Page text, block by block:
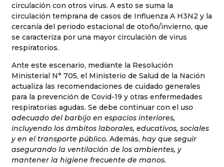
circulación con otros virus. A esto se suma la
circulación temprana de casos de Influenza A H3N2 y la
cercanía del periodo estacional de otoño/invierno, que
se caracteriza por una mayor circulación de virus
respiratorios.
Ante este escenario, mediante la Resolución
Ministerial N° 705, el Ministerio de Salud de la Nación
actualiza las recomendaciones de cuidado generales
para la prevención de Covid-19 y otras enfermedades
respiratorias agudas. Se debe continuar con el uso
adecuado del barbijo en espacios interiores,
incluyendo los ámbitos laborales, educativos, sociales
y en el transporte público. Además, hay que seguir
asegurando la ventilación de los ambientes, y
mantener la higiene frecuente de manos.